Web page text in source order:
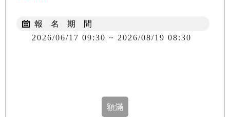
報 名 期 間
2026/06/17 09:30 ~ 2026/08/19 08:30